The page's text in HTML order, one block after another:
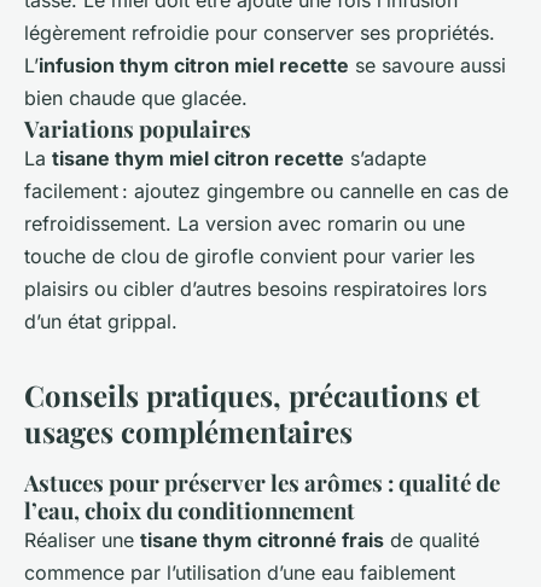
légèrement refroidie pour conserver ses propriétés.
L’infusion thym citron miel recette se savoure aussi
bien chaude que glacée.
Variations populaires
La tisane thym miel citron recette s’adapte
facilement : ajoutez gingembre ou cannelle en cas de
refroidissement. La version avec romarin ou une
touche de clou de girofle convient pour varier les
plaisirs ou cibler d’autres besoins respiratoires lors
d’un état grippal.
Conseils pratiques, précautions et
usages complémentaires
Astuces pour préserver les arômes : qualité de
l’eau, choix du conditionnement
Réaliser une tisane thym citronné frais de qualité
commence par l’utilisation d’une eau faiblement